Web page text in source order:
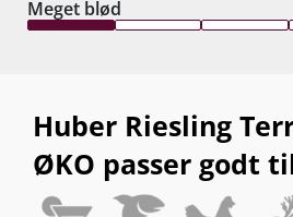
Meget blød
Huber Riesling
ØKO passer godt